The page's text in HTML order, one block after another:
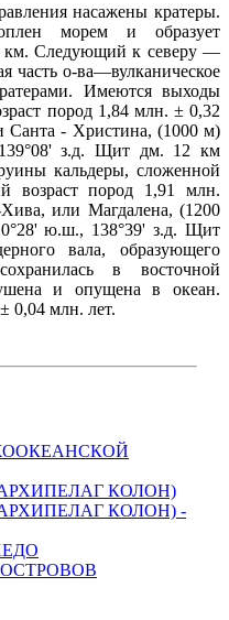
насажены кратеры.
морем и образует
км. Следующий к северу —
часть о-ва—вулканическое
Имеются выходы
пород 1,84 млн. ± 0,32
Санта - Христина, (1000 м)
з.д. Щит дм. 12 км
кальдеры, сложенной
возраст пород 1,91 млн.
или Магдалена, (1200
ю.ш., 138°39' з.д. Щит
вала, образующего
в восточной
и опущена в океан.
0,04 млн. лет.
КОЛОН)
КОЛОН) -